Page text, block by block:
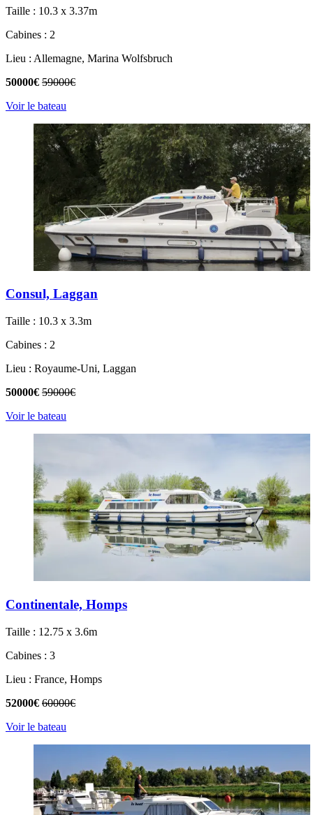
Taille : 10.3 x 3.37m
Cabines : 2
Lieu : Allemagne, Marina Wolfsbruch
50000€ 59000€
Voir le bateau
Consul, Laggan
Taille : 10.3 x 3.3m
Cabines : 2
Lieu : Royaume-Uni, Laggan
50000€ 59000€
Voir le bateau
Continentale, Homps
Taille : 12.75 x 3.6m
Cabines : 3
Lieu : France, Homps
52000€ 60000€
Voir le bateau